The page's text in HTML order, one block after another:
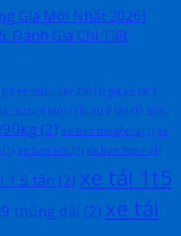
Giá Mới Nhất 2026]
Đánh Giá Chi Tiết
giá xe isuzu qkr 230 (1) giá xe tải 3
Isuzu 9 tấn (1) Isuzu 9 tấn (1) Isuzu
(2) xe ben dongfeng (1) xe
(1) xe ben tmt (1) xe ben Veam (1)
1.5 tấn (2) xe tải 1t5
thùng dài (2) xe tải